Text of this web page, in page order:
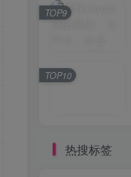
TOP9
TOP10
热搜标签